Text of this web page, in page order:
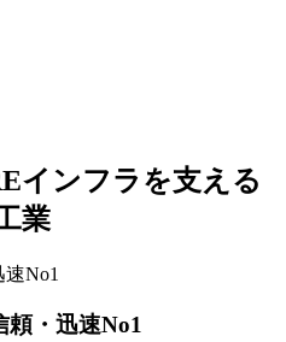
インフラを支える
業
頼・迅速No1